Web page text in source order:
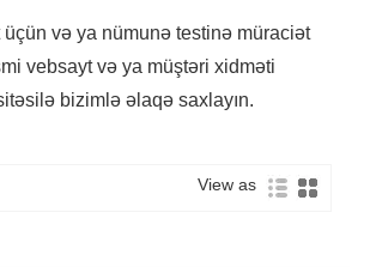
və ya nümunə testinə müraciət
vebsayt və ya müştəri xidməti
bizimlə əlaqə saxlayın.
View as